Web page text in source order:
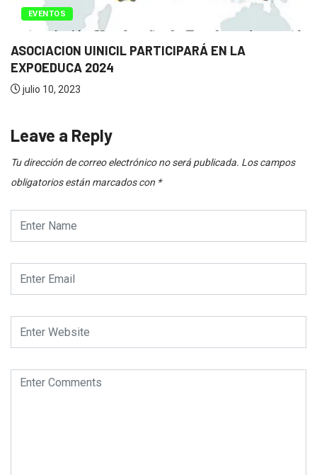
EVENTOS
ASOCIACION UINICIL PARTICIPARÁ EN LA
EXPOEDUCA 2024
julio 10, 2023
Leave a Reply
Tu dirección de correo electrónico no será publicada. Los campos
obligatorios están marcados con *